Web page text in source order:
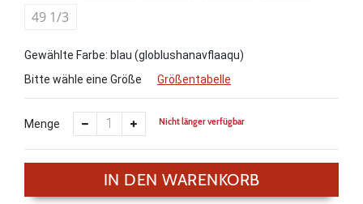
49 1/3
Gewählte Farbe: blau (globlushanavflaaqu)
Bitte wähle eine Größe
Größentabelle
Menge Nicht länger verfügbar
IN DEN WARENKORB